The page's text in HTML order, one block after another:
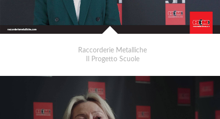
Raccorderie Metalliche
Il Progetto Scuole